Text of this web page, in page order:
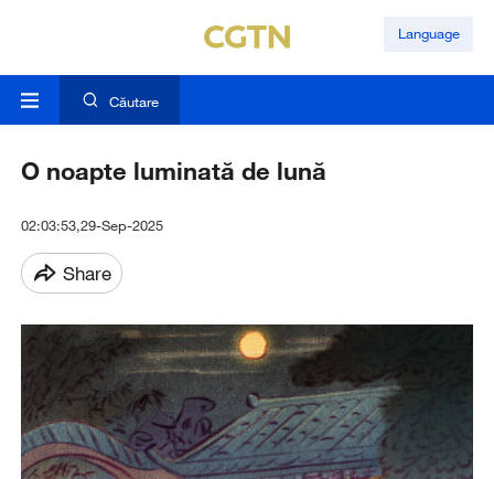
Language
Căutare
O noapte luminată de lună
02:03:53,29-Sep-2025
Share